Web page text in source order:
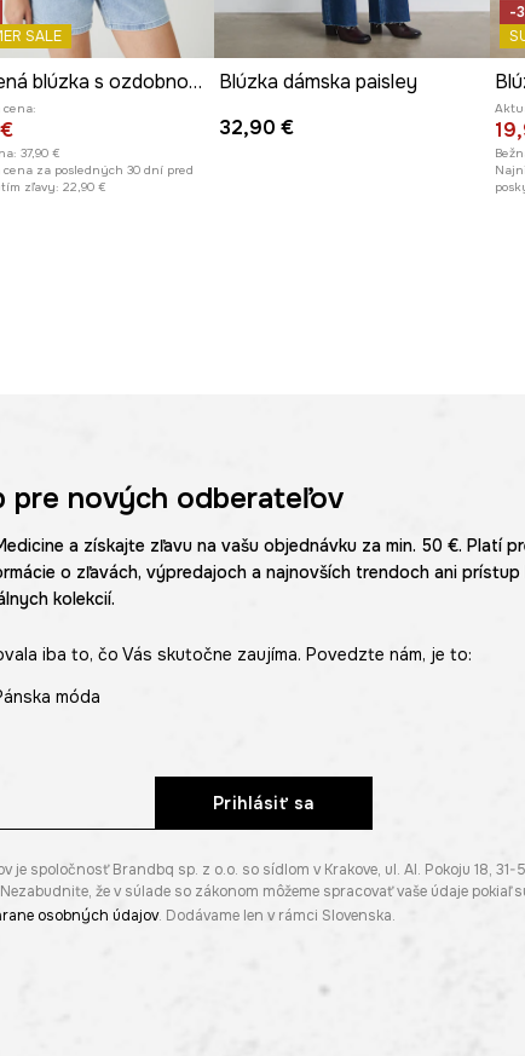
a prírodný šarm, oživujúc modrú
SALE
Bavlnená blúzka s ozdobnou výšivkou
37,90 €
cena za posledných 30 dní pred
zľavy: 22,90 €
Blúzka dámska paisley
32,90 €
-
pre nových odberateľov
a získajte zľavu na vašu objednávku za min. 50 €. Platí
o zľavách, výpredajoch a najnovších trendoch ani prístup
kolekcií.
iba to, čo Vás skutočne zaujíma. Povedzte nám, je to:
móda
Prihlásiť sa
spoločnosť Brandbq sp. z o.o. so sídlom v Krakove, ul. Al. Pokoju 18, 31-
že v súlade so zákonom môžeme spracovať vaše údaje pokiaľ
osobných údajov. Dodávame len v rámci Slovenska.